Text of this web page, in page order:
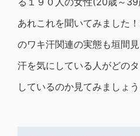
あれこれを聞いてみました
のワキ汗関連の実態も垣間
汗を気にしている人がどの
しているのか見てみましょう